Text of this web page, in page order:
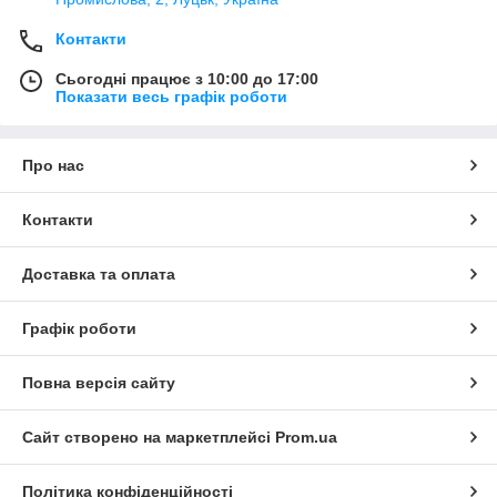
Контакти
Сьогодні працює з 10:00 до 17:00
Показати весь графік роботи
Про нас
Контакти
Доставка та оплата
Графік роботи
Повна версія сайту
Сайт створено на маркетплейсі Prom.ua
Політика конфіденційності